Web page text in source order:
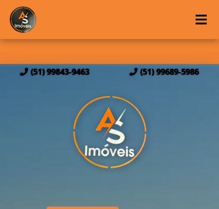
(51) 99843-9463 (51) 99689-5986